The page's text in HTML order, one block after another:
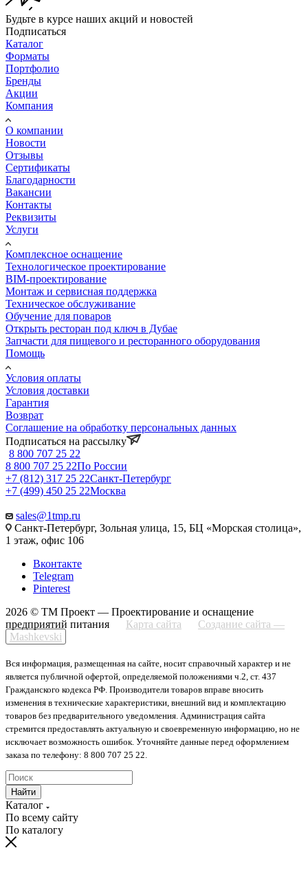
Будьте в курсе наших акций и новостей
Подписаться
Каталог
Форматы
Портфолио
Бренды
Акции
Компания
О компании
Новости
Отзывы
Сертификаты
Благодарности
Вакансии
Контакты
Реквизиты
Услуги
Комплексное оснащение
Технологическое проектирование
BIM-проектирование
Монтаж и сервисная поддержка
Техническое обслуживание
Обучение для поваров
Открыть ресторан под ключ в Дубае
Запчасти для пищевого и ресторанного оборудования
Помощь
Условия оплаты
Условия доставки
Гарантия
Возврат
Соглашение на обработку персональных данных
Подписаться на рассылку
8 800 707 25 22
8 800 707 25 22По России
+7 (812) 317 25 22Санкт-Петербург
+7 (499) 450 25 22Москва
sales@1tmp.ru
Санкт-Петербург, Зольная улица, 15, БЦ «Морская столица»,
1 этаж, офис 106
Вконтакте
Telegram
Pinterest
2026 © ТМ Проект — Проектирование и оснащение
предприятий питания
Карта сайта
Создание сайта —
Mashkevski
Вся информация, размещенная на сайте, носит справочный характер и не
является публичной офертой, определяемой положениями ч.2, ст. 437
Гражданского кодекса РФ. Производители товаров вправе вносить
изменения в технические характеристики, внешний вид и комплектацию
товаров без предварительного уведомления. Администрация сайта
стремится предоставлять актуальную и своевременную информацию, но не
исключает возможность ошибок. Уточняйте данные перед оформлением
заказа по телефону: 8 800 707 25 22.
Найти
Каталог
По всему сайту
По каталогу